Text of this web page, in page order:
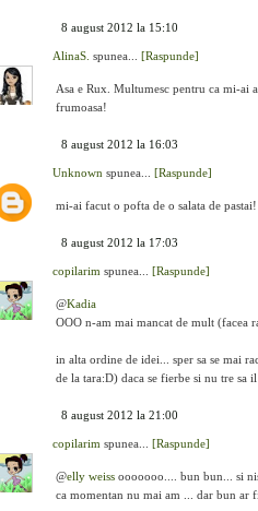
8 august 2012 la 15:10
AlinaS. spunea... [Raspunde]
Asa e Rux. Multumesc pentru ca mi-
frumoasa!
8 august 2012 la 16:03
Unknown spunea... [Raspunde]
mi-ai facut o pofta de o salata de pastai!
8 august 2012 la 17:03
copilarim spunea... [Raspunde]
@Kadia
OOO n-am mai mancat de mult (facea
in alta ordine de idei... sper sa se mai
de la tara:D) daca se fierbe si nu tre
8 august 2012 la 21:00
copilarim spunea... [Raspunde]
@elly weiss ooooooo.... bun bun... si
ca momentan nu mai am ... dar bun ar